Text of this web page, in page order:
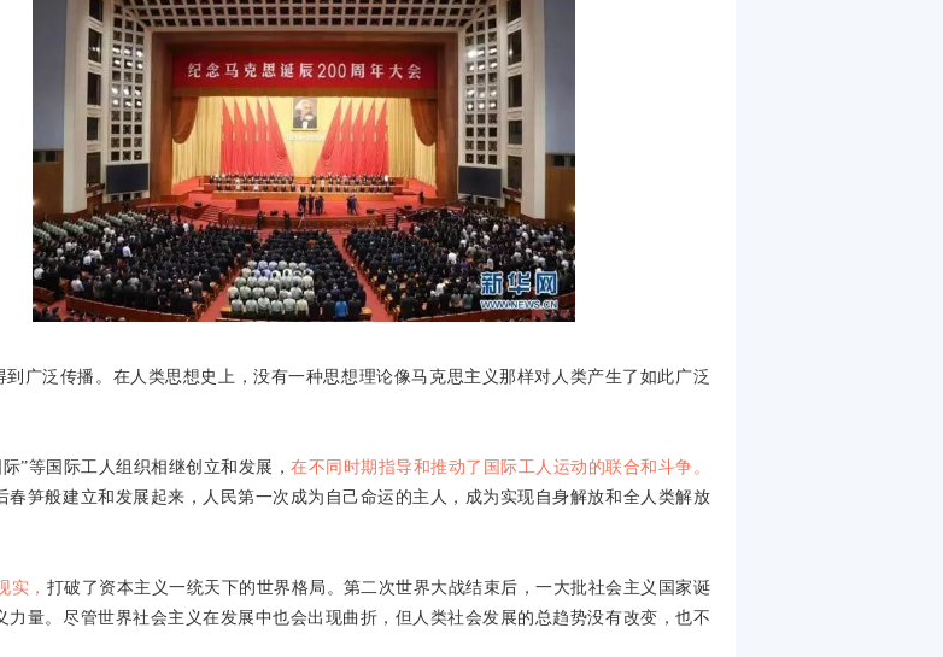
广泛传播。在人类思想史上，没有一种思想理论像马克思主义那样对人类产生了如此广泛
”等国际工人组织相继创立和发展，在不同时期指导和推动了国际工人运动的联合和斗争。
笋般建立和发展起来，人民第一次成为自己命运的主人，成为实现自身解放和全人类解放
实， 打破了资本主义一统天下的世界格局。第二次世界大战结束后，一大批社会主义国家诞
量。尽管世界社会主义在发展中也会出现曲折，但人类社会发展的总趋势没有改变，也不